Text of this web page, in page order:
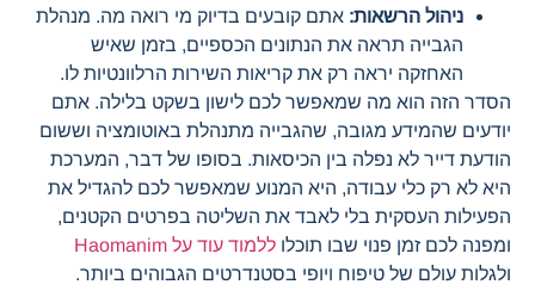
ניהול הרשאות: אתם קובעים בדיוק מי רואה מה. מנהלת
הגבייה תראה את הנתונים הכספיים, בזמן שאיש
האחזקה יראה רק את קריאות השירות הרלוונטיות לו.
הסדר הזה הוא מה שמאפשר לכם לישון בשקט בלילה. אתם
יודעים שהמידע מגובה, שהגבייה מתנהלת באוטומציה וששום
הודעת דייר לא נפלה בין הכיסאות. בסופו של דבר, המערכת
היא לא רק כלי עבודה, היא המנוע שמאפשר לכם להגדיל את
הפעילות העסקית בלי לאבד את השליטה בפרטים הקטנים,
ומפנה לכם זמן פנוי שבו תוכלו ללמוד עוד על Haomanim
ולגלות עולם של טיפוח ויופי בסטנדרטים הגבוהים ביותר.